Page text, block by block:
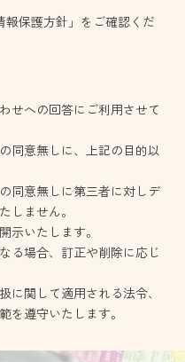
報保護方針」をご確認くだ
せへの回答にご利用させて
同意無しに、上記の目的以
同意無しに第三者に対しデ
しません。
示いたします。
る場合、訂正や削除に応じ
に関して適用される法令、
を遵守いたします。